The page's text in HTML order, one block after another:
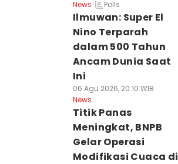
News
Polls
Ilmuwan: Super El
Nino Terparah
dalam 500 Tahun
Ancam Dunia Saat
Ini
06 Agu 2026, 20:10 WIB
News
Titik Panas
Meningkat, BNPB
Gelar Operasi
Modifikasi Cuaca di